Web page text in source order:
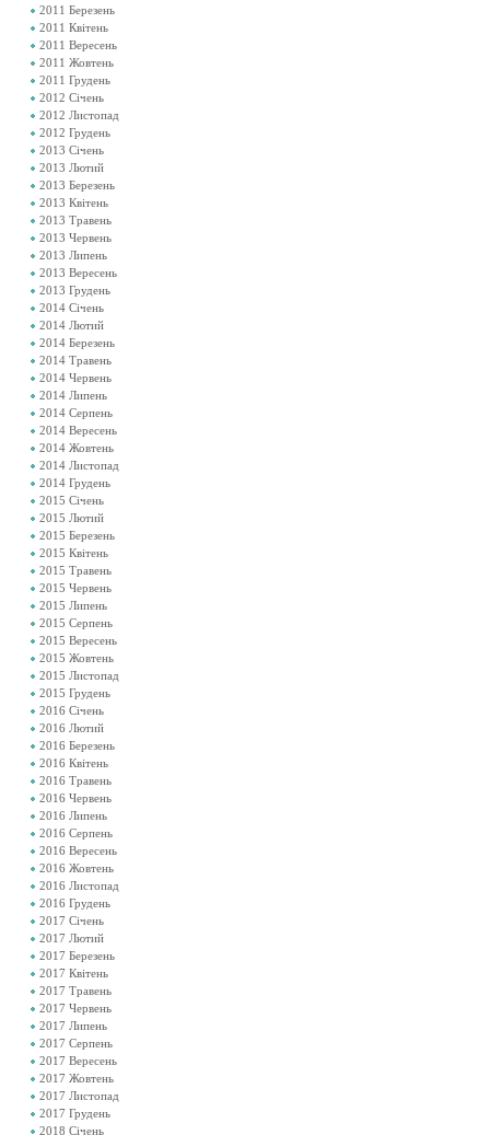
2011 Березень
2011 Квітень
2011 Вересень
2011 Жовтень
2011 Грудень
2012 Січень
2012 Листопад
2012 Грудень
2013 Січень
2013 Лютий
2013 Березень
2013 Квітень
2013 Травень
2013 Червень
2013 Липень
2013 Вересень
2013 Грудень
2014 Січень
2014 Лютий
2014 Березень
2014 Травень
2014 Червень
2014 Липень
2014 Серпень
2014 Вересень
2014 Жовтень
2014 Листопад
2014 Грудень
2015 Січень
2015 Лютий
2015 Березень
2015 Квітень
2015 Травень
2015 Червень
2015 Липень
2015 Серпень
2015 Вересень
2015 Жовтень
2015 Листопад
2015 Грудень
2016 Січень
2016 Лютий
2016 Березень
2016 Квітень
2016 Травень
2016 Червень
2016 Липень
2016 Серпень
2016 Вересень
2016 Жовтень
2016 Листопад
2016 Грудень
2017 Січень
2017 Лютий
2017 Березень
2017 Квітень
2017 Травень
2017 Червень
2017 Липень
2017 Серпень
2017 Вересень
2017 Жовтень
2017 Листопад
2017 Грудень
2018 Січень